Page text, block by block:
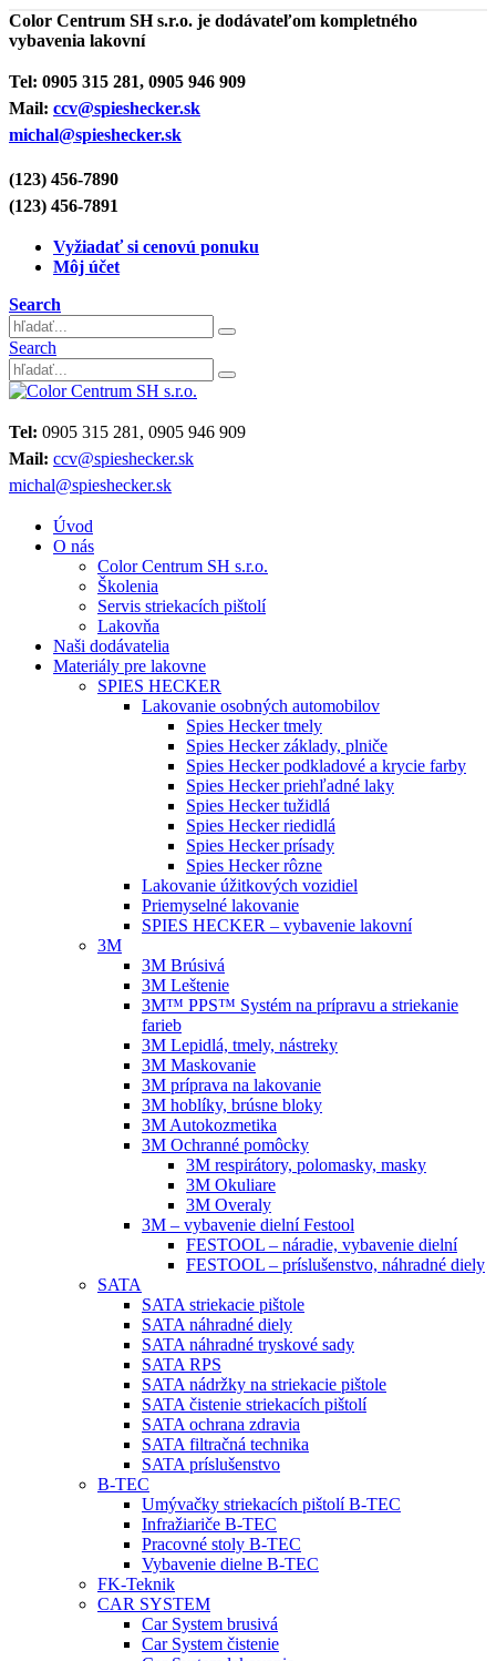
Color Centrum SH s.r.o. je dodávateľom kompletného
vybavenia lakovní
Tel: 0905 315 281, 0905 946 909
Mail: ccv@spieshecker.sk
michal@spieshecker.sk
(123) 456-7890
(123) 456-7891
Vyžiadať si cenovú ponuku
Môj účet
Search
Search
Tel: 0905 315 281, 0905 946 909
Mail: ccv@spieshecker.sk
michal@spieshecker.sk
Úvod
O nás
Color Centrum SH s.r.o.
Školenia
Servis striekacích pištolí
Lakovňa
Naši dodávatelia
Materiály pre lakovne
SPIES HECKER
Lakovanie osobných automobilov
Spies Hecker tmely
Spies Hecker základy, plniče
Spies Hecker podkladové a krycie farby
Spies Hecker priehľadné laky
Spies Hecker tužidlá
Spies Hecker riedidlá
Spies Hecker prísady
Spies Hecker rôzne
Lakovanie úžitkových vozidiel
Priemyselné lakovanie
SPIES HECKER – vybavenie lakovní
3M
3M Brúsivá
3M Leštenie
3M™ PPS™ Systém na prípravu a striekanie
farieb
3M Lepidlá, tmely, nástreky
3M Maskovanie
3M príprava na lakovanie
3M hoblíky, brúsne bloky
3M Autokozmetika
3M Ochranné pomôcky
3M respirátory, polomasky, masky
3M Okuliare
3M Overaly
3M – vybavenie dielní Festool
FESTOOL – náradie, vybavenie dielní
FESTOOL – príslušenstvo, náhradné diely
SATA
SATA striekacie pištole
SATA náhradné diely
SATA náhradné tryskové sady
SATA RPS
SATA nádržky na striekacie pištole
SATA čistenie striekacích pištolí
SATA ochrana zdravia
SATA filtračná technika
SATA príslušenstvo
B-TEC
Umývačky striekacích pištolí B-TEC
Infražiariče B-TEC
Pracovné stoly B-TEC
Vybavenie dielne B-TEC
FK-Teknik
CAR SYSTEM
Car System brusivá
Car System čistenie